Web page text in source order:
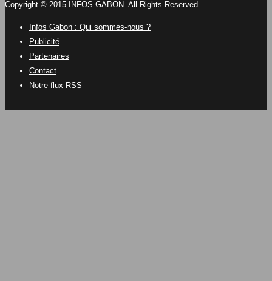
Copyright © 2015 INFOS GABON. All Rights Reserved
Infos Gabon : Qui sommes-nous ?
Publicité
Partenaires
Contact
Notre flux RSS